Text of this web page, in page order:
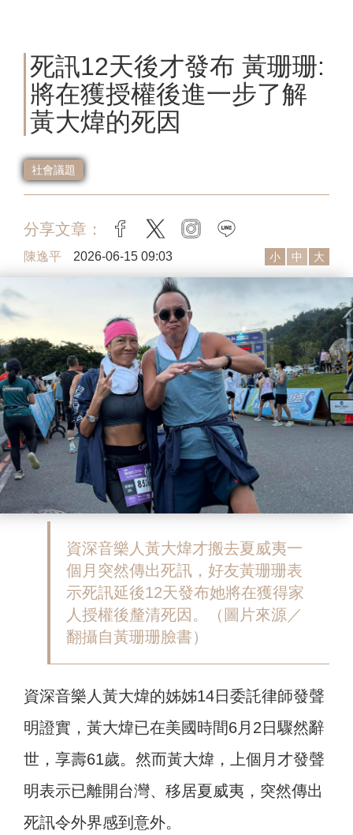
死訊12天後才發布 黃珊珊:
將在獲授權後進一步了解
黃大煒的死因
社會議題
分享文章： facebook
twitter instagram
陳逸平 2026-06-15 09:03 小 中 大
資深音樂人黃大煒才搬去夏威夷一
個月突然傳出死訊，好友黃珊珊表
示死訊延後12天發布她將在獲得家
人授權後釐清死因。（圖片來源／
翻攝自黃珊珊臉書）
資深音樂人黃大煒的姊姊14日委託律師發聲
明證實，黃大煒已在美國時間6月2日驟然辭
世，享壽61歲。然而黃大煒，上個月才發聲
明表示已離開台灣、移居夏威夷，突然傳出
死訊令外界感到意外。